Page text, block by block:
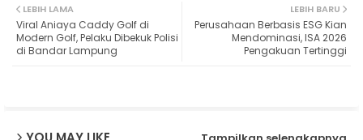
ats
LEBIH BARU
Perusahaan Berbasis ESG Kian
Mendominasi, ISA 2026
Pengakuan Tertinggi
LEBIH LAMA
Viral Aniaya Caddy Golf di
Modern Golf, Pelaku Dibekuk Polisi
di Bandar Lampung